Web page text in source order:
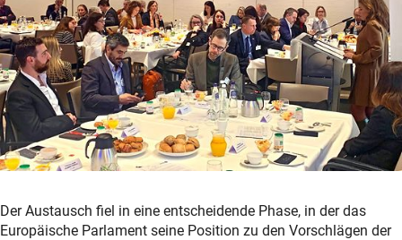
Der Austausch fiel in eine entscheidende Phase, in der das
Europäische Parlament seine Position zu den Vorschlägen der